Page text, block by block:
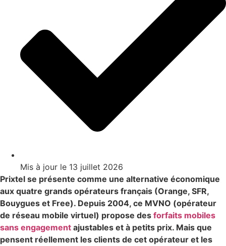
Mis à jour le 13 juillet 2026
Prixtel se présente comme une alternative économique
aux quatre grands opérateurs français (Orange, SFR,
Bouygues et Free). Depuis 2004, ce MVNO (opérateur
de réseau mobile virtuel) propose des forfaits mobiles
sans engagement ajustables et à petits prix. Mais que
pensent réellement les clients de cet opérateur et les